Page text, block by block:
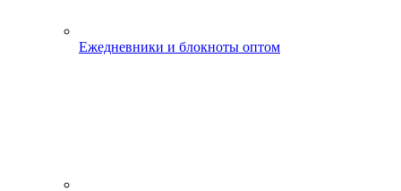
Ежедневники и блокноты оптом